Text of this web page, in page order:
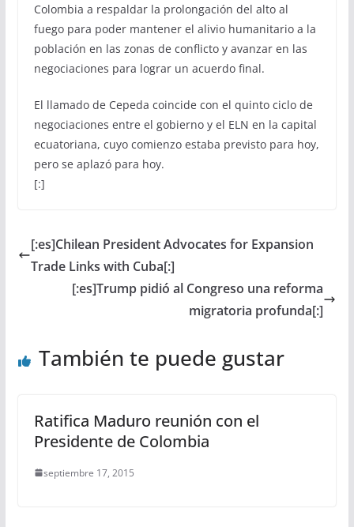
Colombia a respaldar la prolongación del alto al
fuego para poder mantener el alivio humanitario a la
población en las zonas de conflicto y avanzar en las
negociaciones para lograr un acuerdo final.
El llamado de Cepeda coincide con el quinto ciclo de
negociaciones entre el gobierno y el ELN en la capital
ecuatoriana, cuyo comienzo estaba previsto para hoy,
pero se aplazó para hoy.
[:]
[:es]Chilean President Advocates for Expansion
Trade Links with Cuba[:]
[:es]Trump pidió al Congreso una reforma
migratoria profunda[:]
También te puede gustar
Ratifica Maduro reunión con el
Presidente de Colombia
septiembre 17, 2015